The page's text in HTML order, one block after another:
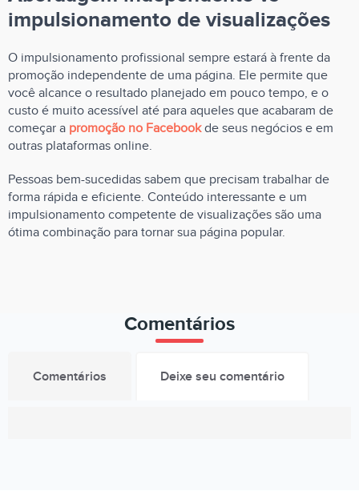
impulsionamento de visualizações
O impulsionamento profissional sempre estará à frente da
promoção independente de uma página. Ele permite que
você alcance o resultado planejado em pouco tempo, e o
custo é muito acessível até para aqueles que acabaram de
começar a promoção no Facebookde seus negócios e em
outras plataformas online.
Pessoas bem-sucedidas sabem que precisam trabalhar de
forma rápida e eficiente. Conteúdo interessante e um
impulsionamento competente de visualizações são uma
ótima combinação para tornar sua página popular.
Comentários
Comentários Deixe seu comentário